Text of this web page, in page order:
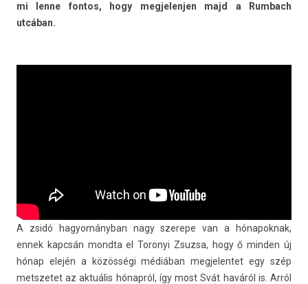
mi lenne fon­tos, hogy meg­jelenj­en majd a Rum­bach
utcában.
A zsidó hagyományban nagy szerepe van a hónapok­nak,
ennek kapcsán mondta el Toronyi Zsuz­sa, hogy ő mind­en új
hónap elején a közösségi médiában meg­jelen­tet egy szép
metszetet az aktuális hónapról, így most Svát haváról is. Arról